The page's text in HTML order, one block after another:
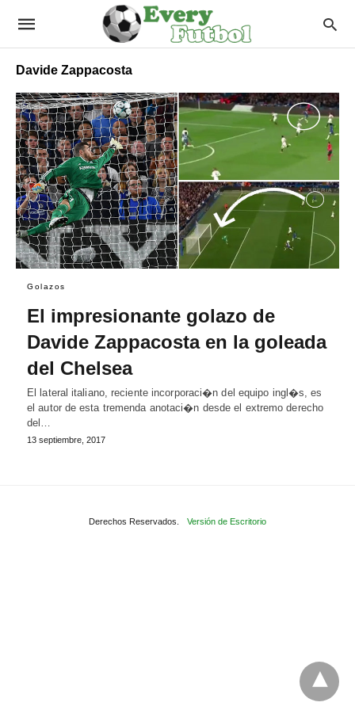
Davide Zappacosta
Golazos
El impresionante golazo de
Davide Zappacosta en la goleada
del Chelsea
El lateral italiano, reciente incorporaci�n del equipo ingl�s, es
el autor de esta tremenda anotaci�n desde el extremo derecho
del…
13 septiembre, 2017
Derechos Reservados. Versión de Escritorio